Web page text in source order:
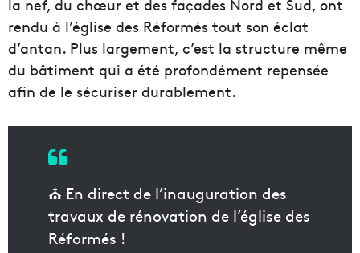
la nef, du chœur et des façades Nord et Sud, ont
rendu à l’église des Réformés tout son éclat
d’antan. Plus largement, c’est la structure même
du bâtiment qui a été profondément repensée
afin de le sécuriser durablement.
⛪ En direct de l’inauguration des
travaux de rénovation de l’église des
Réformés !